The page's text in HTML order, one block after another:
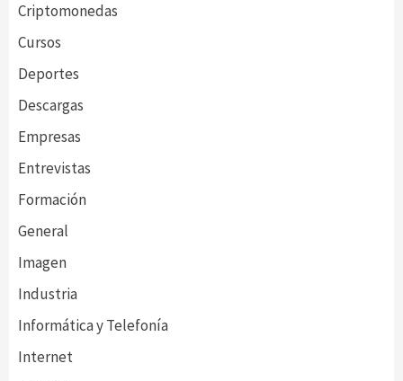
Criptomonedas
Cursos
Deportes
Descargas
Empresas
Entrevistas
Formación
General
Imagen
Industria
Informática y Telefonía
Internet